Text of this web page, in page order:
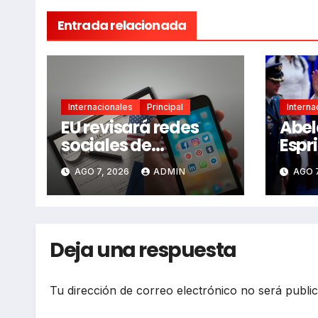
Entrada relacionada
Internacionales Principal
EU revisará redes
sociales de
periodistas y
mexicanos al pedir
visa
AGO 7, 2026 ADMIN AGO
Deja una respuesta
Tu dirección de correo electrónico no será